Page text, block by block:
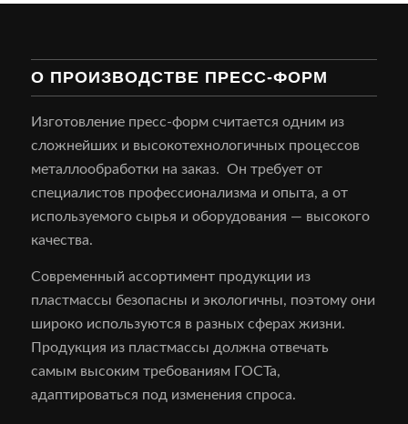
О ПРОИЗВОДСТВЕ ПРЕСС-ФОРМ
Изготовление пресс-форм считается одним из
сложнейших и высокотехнологичных процессов
металлообработки на заказ. Он требует от
специалистов профессионализма и опыта, а от
используемого сырья и оборудования — высокого
качества.
Современный ассортимент продукции из
пластмассы безопасны и экологичны, поэтому они
широко используются в разных сферах жизни.
Продукция из пластмассы должна отвечать
самым высоким требованиям ГОСТа,
адаптироваться под изменения спроса.